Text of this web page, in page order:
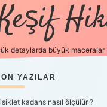
detaylarda büyük maceralar
YAZILAR
kadans nasıl ölçülür ?